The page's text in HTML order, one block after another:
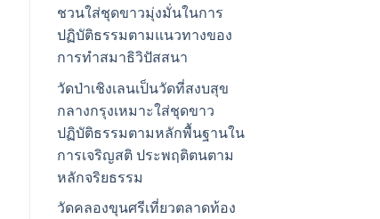
ชวนใส่ชุดขาวมุ่งมั่นในการ
ปฏิบัติธรรมตามแนวทางของ
การทำสมาธิวิปัสสนา
วัดป่าเชิงเลนเป็นวัดที่สงบสุข
กลางกรุงเหมาะใส่ชุดขาว
ปฏิบัติธรรมตามหลักพื้นฐานใน
การเจริญสติ ประพฤติตนตาม
หลักจริยธรรม
วัดคลองขุนศรีเที่ยวตลาดท้อง